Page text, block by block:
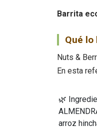
Barrita
Qué
Nuts &
En esta
🌿
arroz